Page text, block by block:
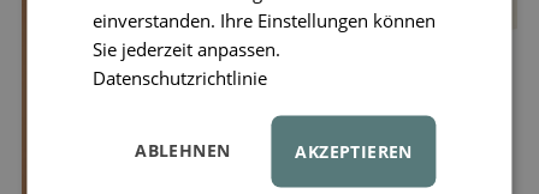
einverstanden. Ihre Einstellungen können
Sie jederzeit anpassen.
Datenschutzrichtlinie
AKZEPTIEREN
ABLEHNEN